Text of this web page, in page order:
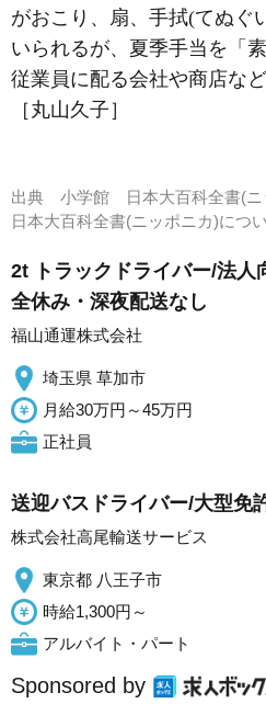
がおこり、扇、手拭(てぬぐ
いられるが、夏季手当を「
従業員に配る会社や商店など
［丸山久子］
出典 小学館 日本大百科全書(ニ
日本大百科全書(ニッポニカ)に
2t トラックドライバー/法人
全休み・深夜配送なし
福山通運株式会社
埼玉県 草加市
月給30万円～45万円
正社員
送迎バスドライバー/大型免
株式会社高尾輸送サービス
東京都 八王子市
時給1,300円～
アルバイト・パート
Sponsored by